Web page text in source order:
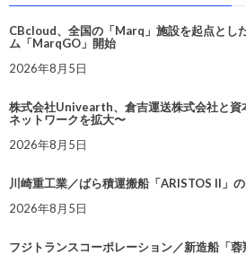
CBcloud、全国の「Marq」施設を起点とし
ム「MarqGO」開始
2026年8月5日
株式会社Univearth、倉吉運送株式会社と資
ネットワークを拡大〜
2026年8月5日
川崎重工業／ばら積運搬船「ARISTOS II」
2026年8月5日
フジトランスコーポレーション／新造船「